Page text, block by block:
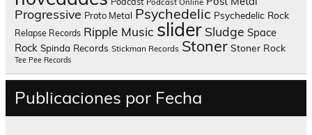
Podcast Online
Progressive Proto Metal Psychedelic Psychedelic Rock
Relapse Records Ripple Music slider Sludge Space
Rock Spinda Records Stickman Records Stoner Stoner Rock
Tee Pee Records
Publicaciones por Fecha